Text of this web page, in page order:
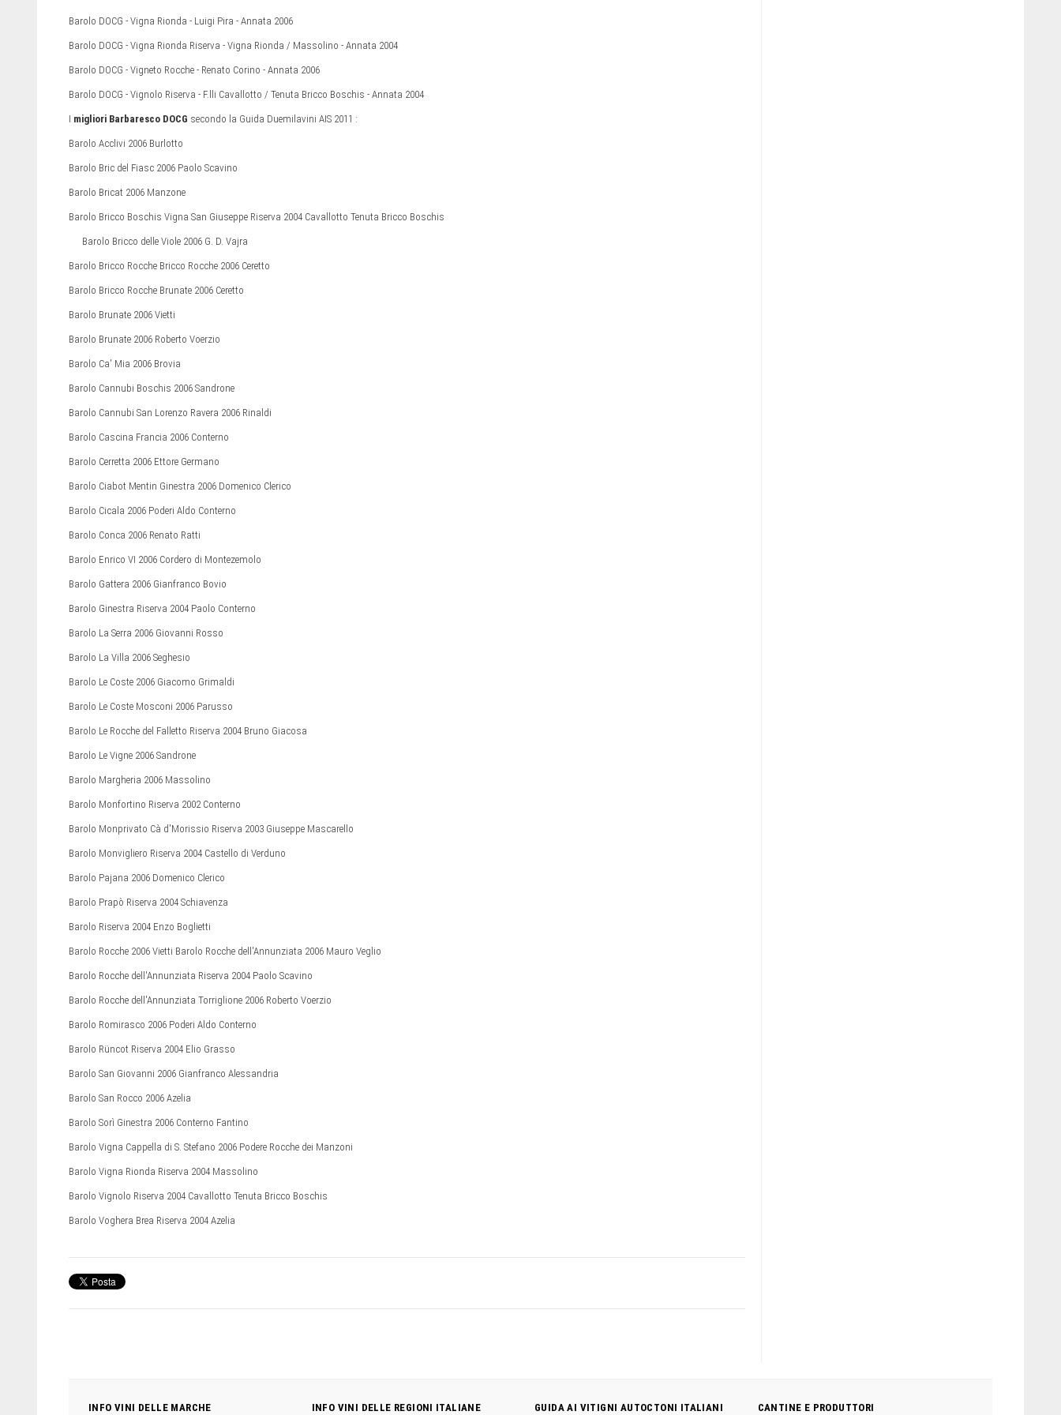
Barolo DOCG - Vigna Rionda - Luigi Pira - Annata 2006
Barolo DOCG - Vigna Rionda Riserva - Vigna Rionda / Massolino - Annata 2004
Barolo DOCG - Vigneto Rocche - Renato Corino - Annata 2006
Barolo DOCG - Vignolo Riserva - F.lli Cavallotto / Tenuta Bricco Boschis - Annata 2004
I migliori Barbaresco DOCG secondo la Guida Duemilavini AIS 2011 :
Barolo Acclivi 2006 Burlotto
Barolo Bric del Fiasc 2006 Paolo Scavino
Barolo Bricat 2006 Manzone
Barolo Bricco Boschis Vigna San Giuseppe Riserva 2004 Cavallotto Tenuta Bricco Boschis
Barolo Bricco delle Viole 2006 G. D. Vajra
Barolo Bricco Rocche Bricco Rocche 2006 Ceretto
Barolo Bricco Rocche Brunate 2006 Ceretto
Barolo Brunate 2006 Vietti
Barolo Brunate 2006 Roberto Voerzio
Barolo Ca' Mia 2006 Brovia
Barolo Cannubi Boschis 2006 Sandrone
Barolo Cannubi San Lorenzo Ravera 2006 Rinaldi
Barolo Cascina Francia 2006 Conterno
Barolo Cerretta 2006 Ettore Germano
Barolo Ciabot Mentin Ginestra 2006 Domenico Clerico
Barolo Cicala 2006 Poderi Aldo Conterno
Barolo Conca 2006 Renato Ratti
Barolo Enrico VI 2006 Cordero di Montezemolo
Barolo Gattera 2006 Gianfranco Bovio
Barolo Ginestra Riserva 2004 Paolo Conterno
Barolo La Serra 2006 Giovanni Rosso
Barolo La Villa 2006 Seghesio
Barolo Le Coste 2006 Giacomo Grimaldi
Barolo Le Coste Mosconi 2006 Parusso
Barolo Le Rocche del Falletto Riserva 2004 Bruno Giacosa
Barolo Le Vigne 2006 Sandrone
Barolo Margheria 2006 Massolino
Barolo Monfortino Riserva 2002 Conterno
Barolo Monprivato Cà d'Morissio Riserva 2003 Giuseppe Mascarello
Barolo Monvigliero Riserva 2004 Castello di Verduno
Barolo Pajana 2006 Domenico Clerico
Barolo Prapò Riserva 2004 Schiavenza
Barolo Riserva 2004 Enzo Boglietti
Barolo Rocche 2006 Vietti Barolo Rocche dell'Annunziata 2006 Mauro Veglio
Barolo Rocche dell'Annunziata Riserva 2004 Paolo Scavino
Barolo Rocche dell'Annunziata Torriglione 2006 Roberto Voerzio
Barolo Romirasco 2006 Poderi Aldo Conterno
Barolo Rüncot Riserva 2004 Elio Grasso
Barolo San Giovanni 2006 Gianfranco Alessandria
Barolo San Rocco 2006 Azelia
Barolo Sorì Ginestra 2006 Conterno Fantino
Barolo Vigna Cappella di S. Stefano 2006 Podere Rocche dei Manzoni
Barolo Vigna Rionda Riserva 2004 Massolino
Barolo Vignolo Riserva 2004 Cavallotto Tenuta Bricco Boschis
Barolo Voghera Brea Riserva 2004 Azelia
INFO VINI DELLE MARCHE INFO VINI DELLE REGIONI ITALIANE GUIDA AI VITIGNI AUTOCTONI ITALIANI CANTINE E PRODUTTORI